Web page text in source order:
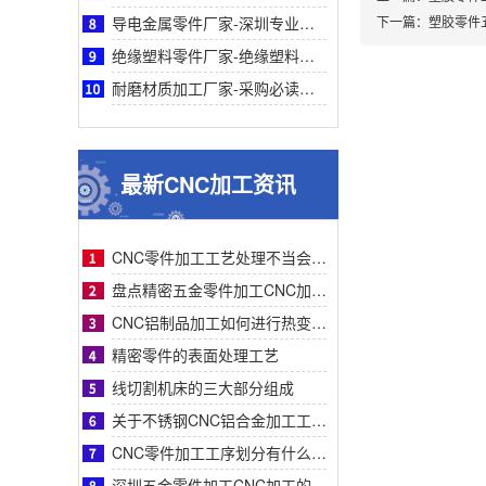
导电金属零件厂家-深圳专业导电金属零件厂家鑫创盟：采购必读，品质与成本平衡之道
绝缘塑料零件厂家-绝缘塑料零件厂家采购指南：鑫创盟精密定制品质可靠降本增效首选方案
耐磨材质加工厂家-采购必读：耐磨材质加工厂家如何选？鑫创盟高耐磨低成本方案权威解析
最新CNC加工资讯
CNC零件加工工艺处理不当会有什么影响？
盘点精密五金零件加工CNC加工明显的特征有哪些
CNC铝制品加工如何进行热变形处理？
精密零件的表面处理工艺
线切割机床的三大部分组成
关于不锈钢CNC铝合金加工工艺流程步骤介绍？
CNC零件加工工序划分有什么要求呢
下一篇： 塑胶零件